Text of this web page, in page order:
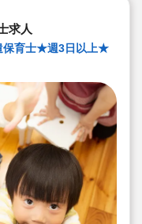
求人
保育士★週3日以上★